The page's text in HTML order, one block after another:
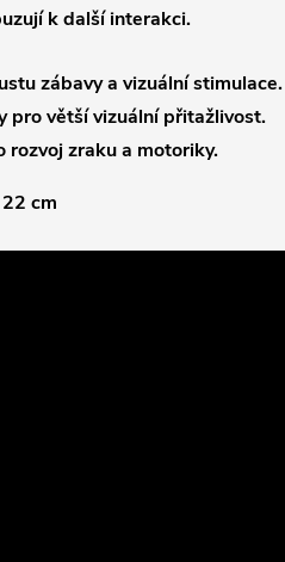
k další interakci.
zábavy a vizuální stimulace.
pro větší vizuální přitažlivost.
rozvoj zraku a motoriky.
cm